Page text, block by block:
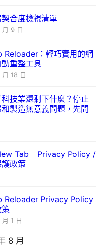
合度檢視清單
9 日
Reloader：輕巧實用的網
重整工具
18 日
技業還剩下什麼？停止
製造無意義問題，先問
Tab – Privacy Policy /
護政策
Reloader Privacy Policy
策
1 日
8 月